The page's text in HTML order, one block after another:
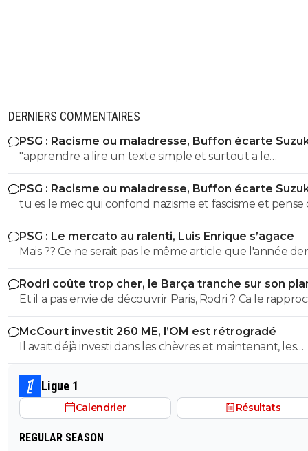
DERNIERS COMMENTAIRES
PSG : Racisme ou maladresse, Buffon écarte
"apprendre a lire un texte simple et surtout a le
comprendre" dixit le mec qui pensait que le nazisme
en italie mdr On sent le petit lfiste frustré ! va picoler tes 8.6 le
mongolien qui voit des fachos partout tes parents t'ont
la pisse toi c'est évident
PSG : Racisme ou maladresse, Buffon écarte
tu es le mec qui confond nazisme et fascisme et pense
c'est la meme chose mdr Tu m'auras bien fait rire à prouver
par toi meme que t'es un putain d'ignare ! Retourne au
collège apprendre les lecons que tu as oublié petit
PSG : Le mercato au ralenti, Luis Enrique s’agace
Mais ?? Ce ne serait pas le même article que l'année
a la même époque??!! 😂
Rodri coûte trop cher, le Barça tranche sur son
Et il a pas envie de découvrir Paris, Rodri ? Ca le
de l'Espagne, c'est déjà ca 😅
McCourt investit 260 ME, l’OM est rétrogradé
Il avait déjà investi dans les chèvres et maintenant, les
cheveaux !
Ligue 1
Calendrier Résultats
REGULAR SEASON